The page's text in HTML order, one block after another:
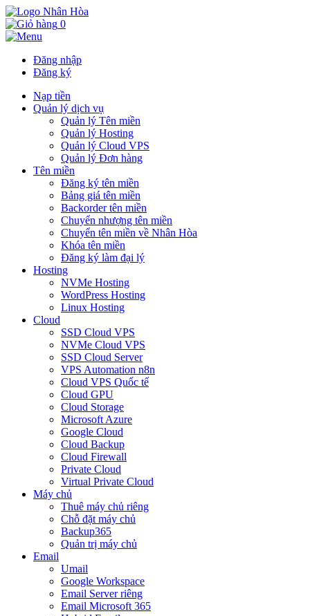
0
Đăng nhập
Đăng ký
Nạp tiền
Quản lý dịch vụ
Quản lý Tên miền
Quản lý Hosting
Quản lý Cloud VPS
Quản lý Đơn hàng
Tên miền
Đăng ký tên miền
Bảng giá tên miền
Backorder tên miền
Chuyển nhượng tên miền
Chuyển tên miền về Nhân Hòa
Khóa tên miền
Đăng ký làm đại lý
Hosting
NVMe Hosting
WordPress Hosting
Linux Hosting
Cloud
SSD Cloud VPS
NVMe Cloud VPS
SSD Cloud Server
VPS Automation n8n
Cloud VPS Quốc tế
Cloud GPU
Cloud Storage
Microsoft Azure
Google Cloud
Cloud Backup
Cloud Firewall
Private Cloud
Virtual Private Cloud
Máy chủ
Thuê máy chủ riêng
Chỗ đặt máy chủ
Backup365
Quản trị máy chủ
Email
Umail
Google Workspace
Email Server riêng
Email Microsoft 365